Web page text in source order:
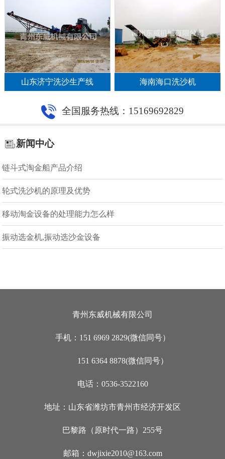
山东济宁洗沙生产线 海南海口洗沙机
全国服务热线：15169692829
新闻中心
链斗式淘金船产品介绍
轮式洗沙机的原理及优势
移动淘金设备的处理能力怎么样
振动选金机,振动选沙金设备
青州东威机械有限公司
手机：151 6969 2829(微信同号）
151 6364 8878(微信同号）
电话：0536-3522160
地址：山东省潍坊市青州市经济开发区
巴黎路（原时代一路）255号
邮箱：dwjixie2010@163.com